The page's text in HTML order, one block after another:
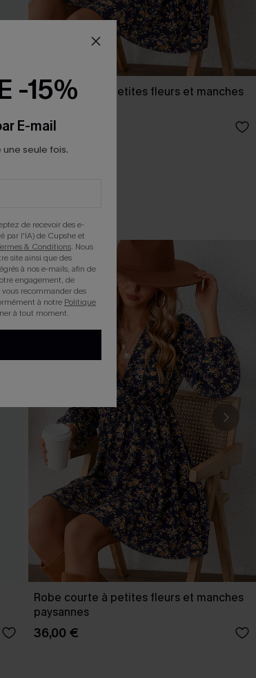
Robe courte à petites fleurs et manches
36,00 €
Robe courte à petites fleurs et manches
paysannes
36,00 €
-15%
E-mail
seule fois.
de recevoir des e-
par l'IA) de Cupshe et
& Conditions. Nous
site ainsi que des
à nos e-mails, afin de
engagement, de
vous recommander des
à notre Politique
à tout moment.